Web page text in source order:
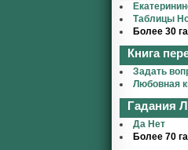
Таблицы
Более 30
Книга
Задать
Любовная
Гадания
Да Нет
Более 70